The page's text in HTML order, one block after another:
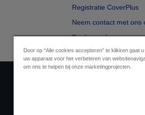
Registratie CoverPlus
Neem contact met ons
Dealer zoeken
Door op “Alle cookies accepteren” te klikken gaat
uw apparaat voor het verbeteren van
om ons te helpen bij onze marketingprojecten.